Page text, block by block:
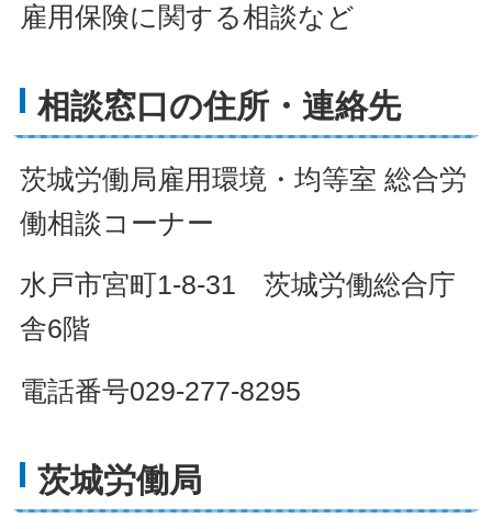
雇用保険に関する相談など
相談窓口の住所・連絡先
茨城労働局雇用環境・均等室 総合労
働相談コーナー
水戸市宮町1-8-31 茨城労働総合庁
舎6階
電話番号029-277-8295
茨城労働局